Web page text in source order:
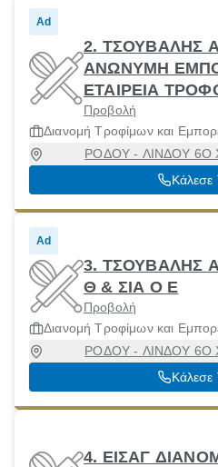
Ad
2. ΤΣΟΥΒΑΛΗΣ
ΑΝΩΝΥΜΗ
ΕΤΑΙΡΕΙΑ
Προβολή
Διανομή Τροφίμων και
ΡΟΔΟΥ - ΛΙΝΔΟΥ 6Ο
Ad
3. ΤΣΟΥΒΑΛΗΣ
Θ & ΣΙΑ Ο Ε
Προβολή
Διανομή Τροφίμων και
ΡΟΔΟΥ - ΛΙΝΔΟΥ 6Ο
4. ΕΙΣΑΓ